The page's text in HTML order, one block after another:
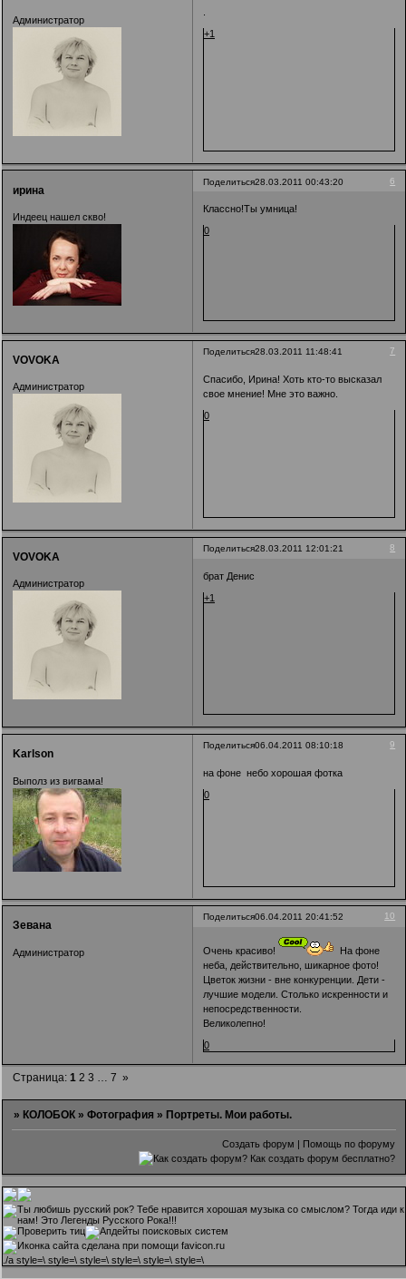
Администратор
+1
Поделиться 6
28.03.2011 00:43:20
ирина
Индеец нашел скво!
Классно!Ты умница!
0
Поделиться 7
28.03.2011 11:48:41
VOVOKA
Администратор
Спасибо, Ирина! Хоть кто-то высказал
свое мнение! Мне это важно.
0
Поделиться 8
28.03.2011 12:01:21
VOVOKA
Администратор
брат Денис
+1
Поделиться 9
06.04.2011 08:10:18
Karlson
Выполз из вигвама!
на фоне небо хорошая фотка
0
Поделиться 10
06.04.2011 20:41:52
Зевана
Администратор Очень красиво!
На фоне
неба, действительно, шикарное фото!
Цветок жизни - вне конкуренции. Дети -
лучшие модели. Столько искренности и
непосредственности.
Великолепно!
0
Страница:1 2 3 7 »
» КОЛОБОК »Фотография » Портреты. Мои работы.
Создать форум | Помощь по форуму
/a style=\ style=\ style=\ style=\ style=\ style=\